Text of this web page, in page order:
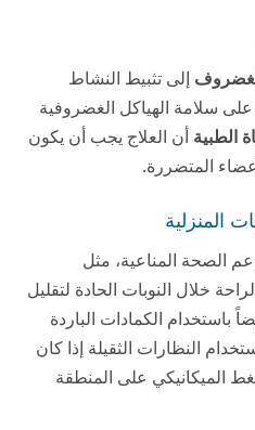
إلى تثبيط النشاط
على سلامة الهياكل الغضروفية
الطبية أن العلاج يجب أن يكون
المتضررة.
المنزلية
الصحة المناعية، مثل
خلال النوبات الحادة لتقليل
الكمادات الباردة
النظارات الثقيلة إذا كان
الميكانيكي على المنطقة